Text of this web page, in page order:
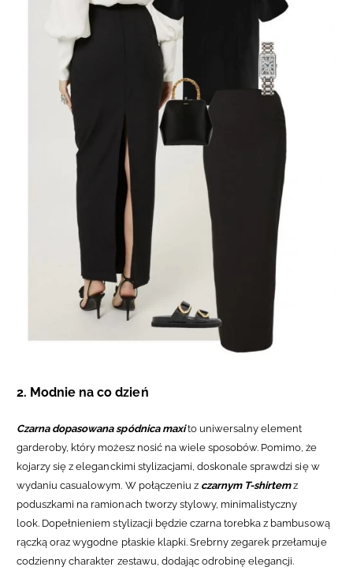
2. Modnie na co dzień
Czarna dopasowana spódnica maxito uniwersalny element
garderoby, który możesz nosić na wiele sposobów. Pomimo, że
kojarzy się z eleganckimi stylizacjami, doskonale sprawdzi się w
wydaniu casualowym. W połączeniu z czarnym T-shirtem z
poduszkami na ramionach tworzy stylowy, minimalistyczny
look. Dopełnieniem stylizacji będzie czarna torebka z bambusową
rączką oraz wygodne płaskie klapki. Srebrny zegarek przełamuje
codzienny charakter zestawu, dodając odrobinę elegancji.